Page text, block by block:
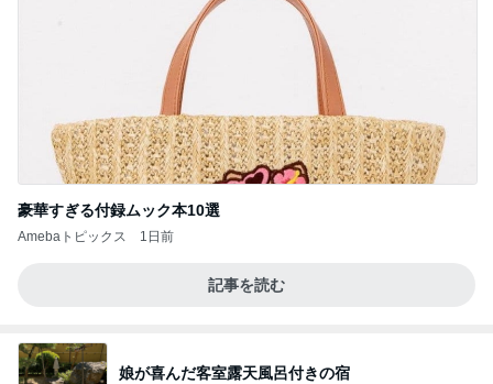
豪華すぎる付録ムック本10選
Amebaトピックス 1日前
記事を読む
娘が喜んだ客室露天風呂付きの宿